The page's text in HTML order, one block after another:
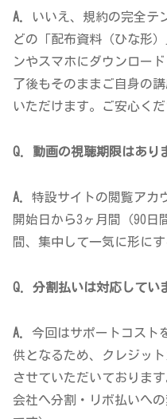
A.
いいえ、規約の完全テ
どの「配布資料（ひな形
ンやスマホにダウンロー
了後もそのままご自身の
いただけます。ご安心くだ
Q. 動画の視聴期限はあり
A.
特設サイトの閲覧アカ
開始日から3ヶ月間（90日
間、集中して一気に形に
Q. 分割払いは対応してい
A.
今回はサポートコスト
供となるため、クレジッ
させていただいておりま
会社へ分割・リボ払いへ